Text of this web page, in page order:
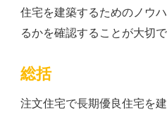
住宅を建築するためのノウ
るかを確認することが大切で
総括
注文住宅で長期優良住宅を